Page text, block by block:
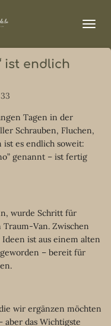
ist endlich
Tagen in der
Schrauben, Fluchen,
ist es endlich soweit:
genannt – ist fertig
wurde Schritt für
Van. Zwischen
ist aus einem alten
– bereit für
wir ergänzen möchten
aber das Wichtigste